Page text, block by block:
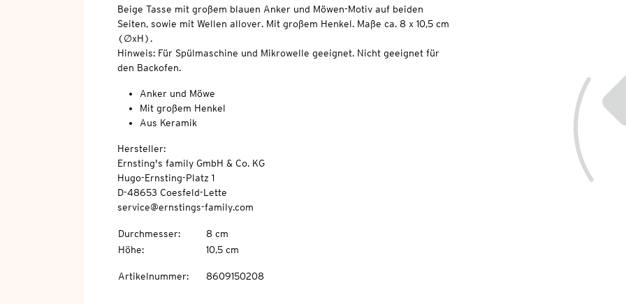
Beige Tasse mit großem blauen Anker und Möwen-Motiv auf beiden
Seiten, sowie mit Wellen allover. Mit großem Henkel. Maße ca. 8 x 10,5 cm
(∅xH).
Hinweis: Für Spülmaschine und Mikrowelle geeignet. Nicht geeignet für
den Backofen.
Anker und Möwe
Mit großem Henkel
Aus Keramik
Hersteller:
Ernsting's family GmbH & Co. KG
Hugo-Ernsting-Platz 1
D-48653 Coesfeld-Lette
service@ernstings-family.com
Durchmesser:
8 cm
Höhe: 10,5 cm
Artikelnummer: 8609150208